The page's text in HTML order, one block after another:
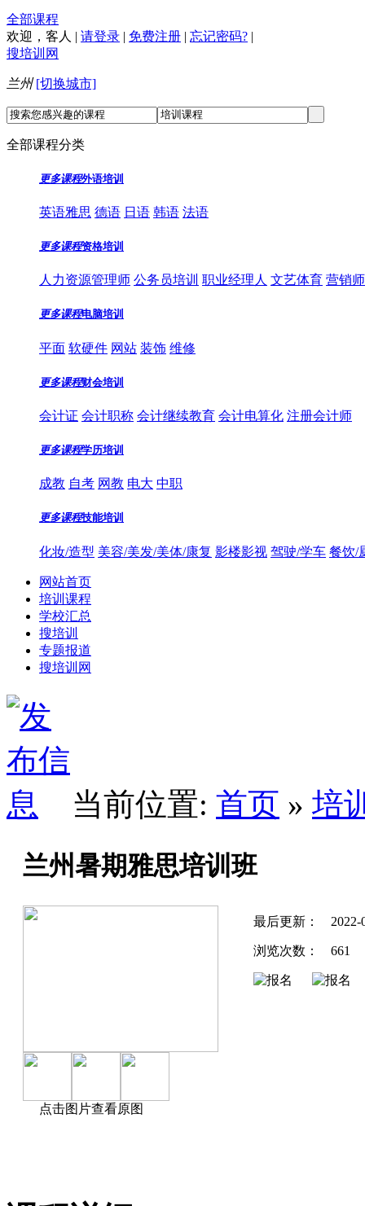
全部课程
欢迎， 客人 | 请登录 | 免费注册 | 忘记密码? |
搜培训网
兰州 [切换城市]
全部课程分类
更多课程外语培训
英语雅思 德语 日语 韩语 法语
更多课程资格培训
人力资源管理师 公务员培训 职业经理人 文艺体育 营销
更多课程电脑培训
平面 软硬件 网站 装饰 维修
更多课程财会培训
会计证 会计职称 会计继续教育 会计电算化 注册会计师
更多课程学历培训
成教 自考 网教 电大 中职
更多课程技能培训
化妆/造型 美容/美发/美体/康复 影楼影视 驾驶/学车 餐饮/
网站首页
培训课程
学校汇总
搜培训
专题报道
搜培训网
当前位置: 首页 » 培
兰州暑期雅思培训班
点击图片查看原图
最后更新： 2022-
浏览次数： 661